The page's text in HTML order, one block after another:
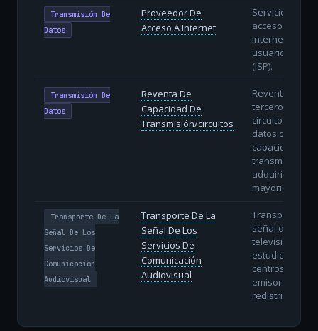
Transmisión De
Datos
Proveedor De
Acceso A Internet
Servicio de
acceso a
internet a
usuarios
(ISP).
Transmisión De
Datos
Reventa De
Capacidad De
Transmisión/circuitos
Reventa a
terceros de
circuitos de
datos o
capacidad de
transmisión
adquiridos en
mayorista.
Transporte De La
Señal De Los
Servicios De
Comunicación
Audiovisual
Transporte De La
Señal De Los
Servicios De
Comunicación
Audiovisual
Transporte de
señal de radio
televisión
estudios hasta
centros
emisores o